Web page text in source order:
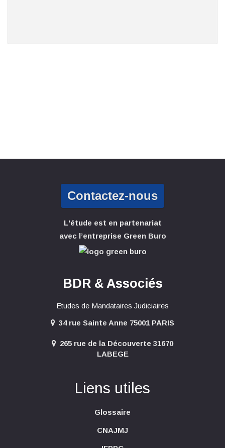
Contactez-nous
L'étude est en partenariat
avec l’entreprise Green Buro
BDR & Associés
Etudes de Mandataires Judiciaires
34 rue Sainte Anne 75001 PARIS
265 rue de la Découverte 31670
LABEGE
Liens utiles
Glossaire
CNAJMJ